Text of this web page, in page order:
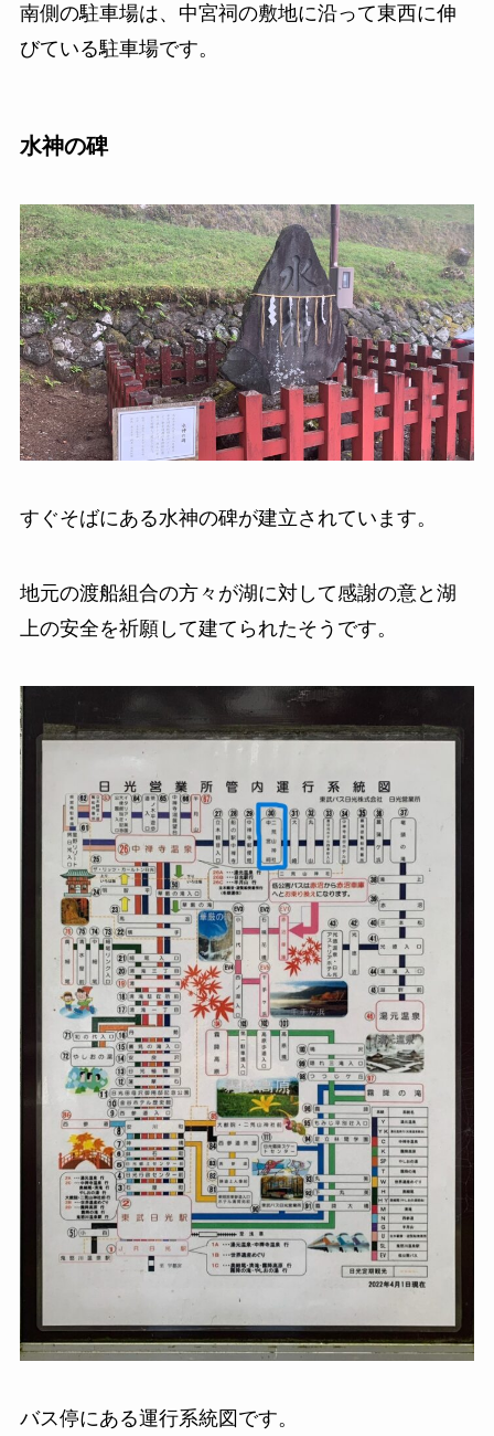
南側の駐車場は、中宮祠の敷地に沿って東西に伸
びている駐車場です。
水神の碑
すぐそばにある水神の碑が建立されています。
地元の渡船組合の方々が湖に対して感謝の意と湖
上の安全を祈願して建てられたそうです。
バス停にある運行系統図です。